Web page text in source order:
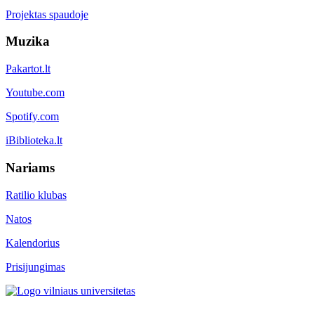
Projektas spaudoje
Muzika
Pakartot.lt
Youtube.com
Spotify.com
iBiblioteka.lt
Nariams
Ratilio klubas
Natos
Kalendorius
Prisijungimas